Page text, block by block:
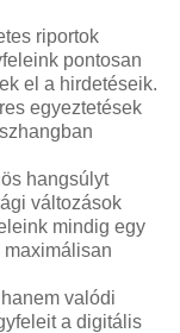
riportok
pontosan
el a hirdetéseik.
egyeztetések
hangsúlyt
változások
mindig egy
maximálisan
valódi
a digitális